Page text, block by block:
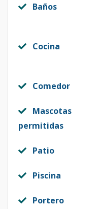
Baños
Cocina
Comedor
Mascotas
permitidas
Patio
Piscina
Portero